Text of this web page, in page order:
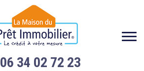
06 34 02 72 23